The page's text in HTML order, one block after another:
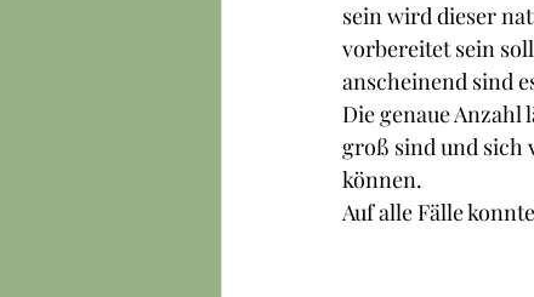
sein wird dieser
vorbereitet sein
anscheinend sind
Die genaue
groß sind und sich
können.
Auf alle Fälle